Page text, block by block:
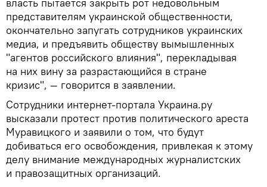
представителям украинской общественности,
окончательно запугать сотрудников украинских
медиа, и предъявить обществу вымышленных
"агентов российского влияния", перекладывая
на них вину за разрастающийся в стране
кризис", — говорится в заявлении.
Сотрудники интернет-портала Украина.ру
высказали протест против политического ареста
Муравицкого и заявили о том, что будут
добиваться его освобождения, привлекая к этому
делу внимание международных журналистских
и правозащитных организаций.